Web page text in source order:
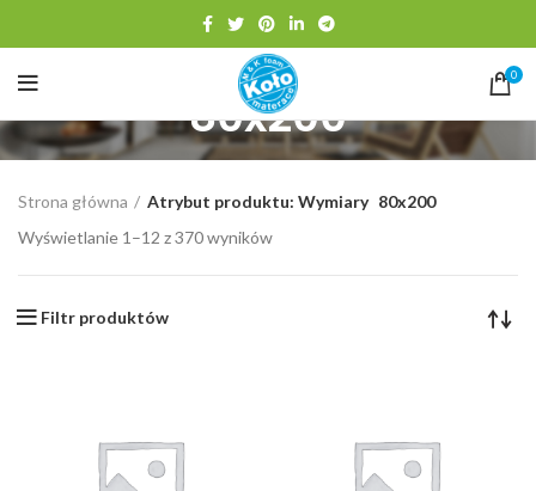
0
80x200
Strona główna Atrybut produktu: Wymiary 80x200
Wyświetlanie 1–12 z 370 wyników
Filtr produktów